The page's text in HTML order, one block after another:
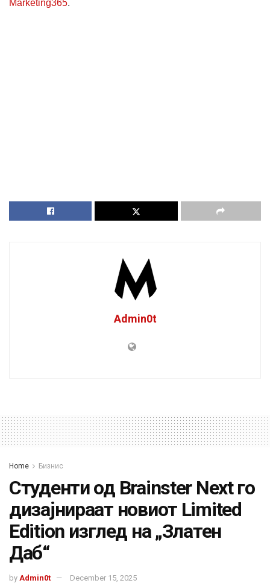
Marketing365.
Admin0t
Home Бизнис
Студенти од Brainster Next го
дизајнираат новиот Limited
Edition изглед на „Златен
Даб“
by Admin0t December 15, 2025